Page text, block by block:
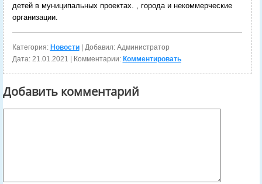
детей в муниципальных проектах. , города и некоммерческие
организации.
Категория: Новости| Добавил: Администратор
Дата: 21.01.2021 | Комментарии: Комментировать
Добавить комментарий